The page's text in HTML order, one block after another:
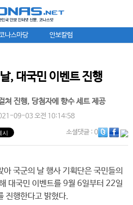
나스마당 안보칼럼
, 대국민 이벤트 진행
쳐 진행, 당첨자에 향수 세트 제공
09-03 오전 10:14:58
소셜댓글: 0
국군의 날 행사 기획단은 국민들의
대국민 이벤트를 9월 6일부터 22일
진행한다고 밝혔다.